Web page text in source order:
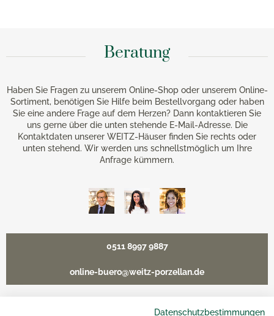
Datenschutzbestimmungen
Beratung
Haben Sie Fragen zu unserem Online-Shop oder unserem Online-
Sortiment, benötigen Sie Hilfe beim Bestellvorgang oder haben
Sie eine andere Frage auf dem Herzen? Dann kontaktieren Sie
uns gerne über die unten stehende E-Mail-Adresse. Die
Kontaktdaten unserer WEITZ-Häuser finden Sie rechts oder
unten stehend. Wir werden uns schnellstmöglich um Ihre
Anfrage kümmern.
0511 8997 9887
online-buero@weitz-porzellan.de